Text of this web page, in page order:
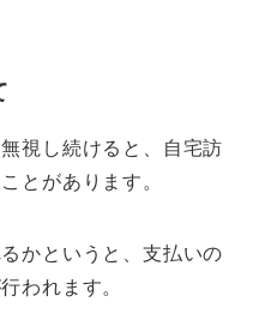
視し続けると、自宅訪
とがあります。
かというと、支払いの
われます。